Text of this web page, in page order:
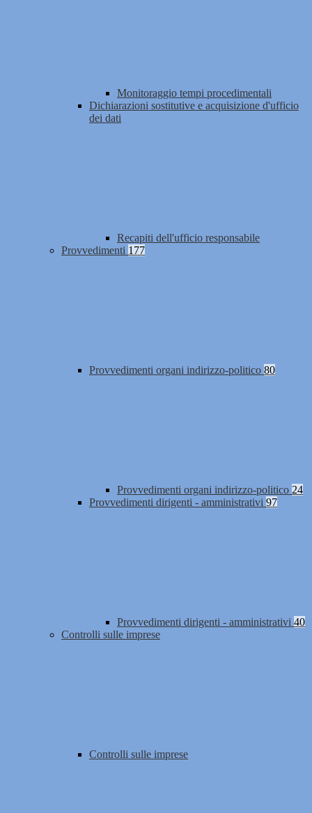
Monitoraggio tempi procedimentali
Dichiarazioni sostitutive e acquisizione d'ufficio
dei dati
Recapiti dell'ufficio responsabile
Provvedimenti 177
Provvedimenti organi indirizzo-politico 80
Provvedimenti organi indirizzo-politico 24
Provvedimenti dirigenti - amministrativi 97
Provvedimenti dirigenti - amministrativi 40
Controlli sulle imprese
Controlli sulle imprese